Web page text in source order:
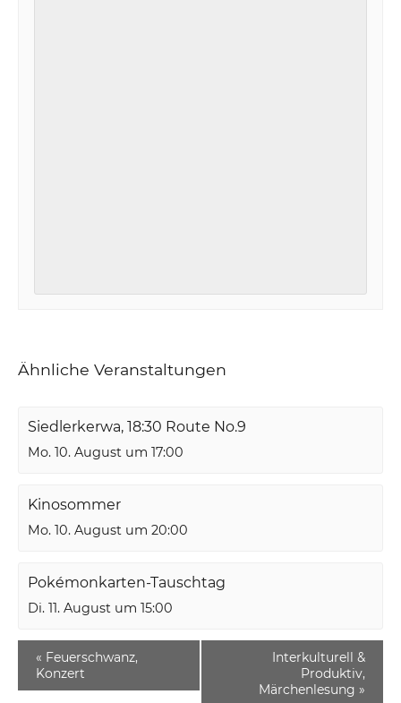
Ähnliche Veranstaltungen
Siedlerkerwa, 18:30 Route No.9
Mo. 10. August um 17:00
Kinosommer
Mo. 10. August um 20:00
Pokémonkarten-Tauschtag
Di. 11. August um 15:00
« Feuerschwanz,
Konzert
Interkulturell &
Produktiv,
Märchenlesung »